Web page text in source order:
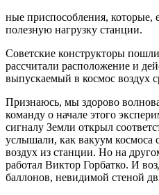
ные приспособления, которые,
полезную нагрузку станции.
Советские конструкторы
рассчитали расположение и
выпускаемый в космос воздух
Признаюсь, мы здорово
команду о начале этого
сигналу Земли открыл
услышали, как вакуум космоса
воздух из станции. Но на
работал Виктор Горбатко. И
баллонов, невидимой стеной